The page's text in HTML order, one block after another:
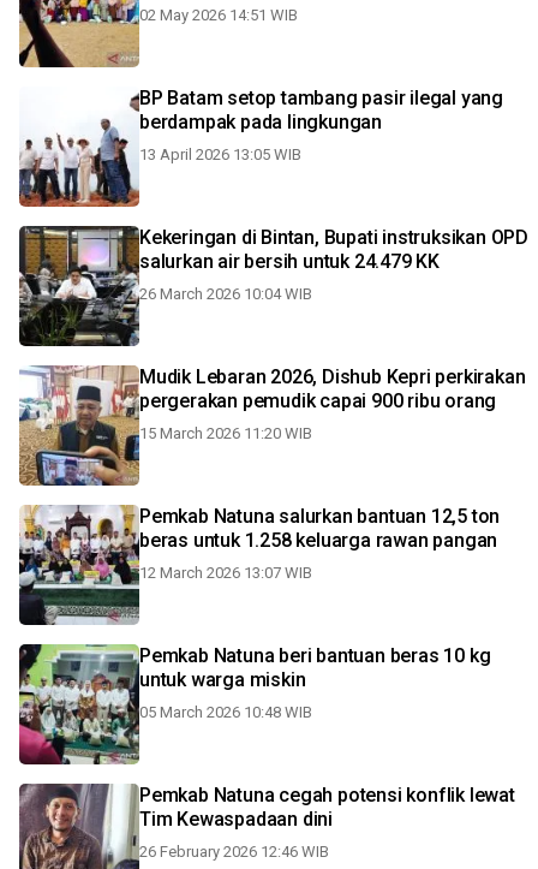
02 May 2026 14:51 WIB
BP Batam setop tambang pasir ilegal yang
berdampak pada lingkungan
13 April 2026 13:05 WIB
Kekeringan di Bintan, Bupati instruksikan OPD
salurkan air bersih untuk 24.479 KK
26 March 2026 10:04 WIB
Mudik Lebaran 2026, Dishub Kepri perkirakan
pergerakan pemudik capai 900 ribu orang
15 March 2026 11:20 WIB
Pemkab Natuna salurkan bantuan 12,5 ton
beras untuk 1.258 keluarga rawan pangan
12 March 2026 13:07 WIB
Pemkab Natuna beri bantuan beras 10 kg
untuk warga miskin
05 March 2026 10:48 WIB
Pemkab Natuna cegah potensi konflik lewat
Tim Kewaspadaan dini
26 February 2026 12:46 WIB